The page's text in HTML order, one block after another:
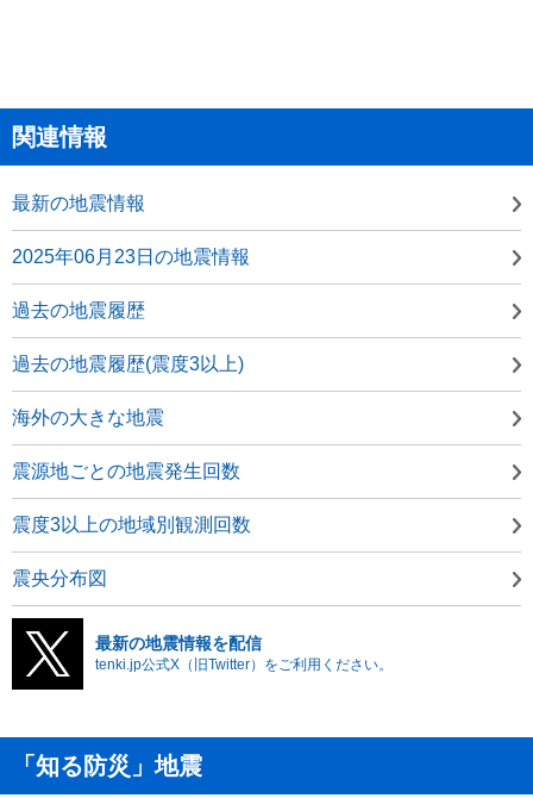
関連情報
最新の地震情報
2025年06月23日の地震情報
過去の地震履歴
過去の地震履歴(震度3以上)
海外の大きな地震
震源地ごとの地震発生回数
震度3以上の地域別観測回数
震央分布図
最新の地震情報を配信
tenki.jp公式X（旧Twitter）をご利用ください。
「知る防災」地震